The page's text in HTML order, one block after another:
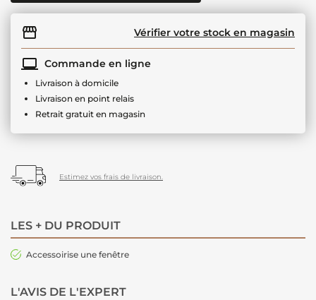
Vérifier votre stock en magasin
Commande en ligne
Livraison à domicile
Livraison en point relais
Retrait gratuit en magasin
Estimez vos frais de livraison.
LES + DU PRODUIT
Accessoirise une fenêtre
L'AVIS DE L'EXPERT